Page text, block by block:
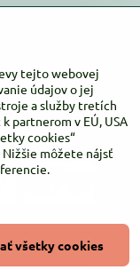
údajov
tejto webovej
údajov o jej
a služby tretích
partnerom v EÚ, USA
cookies“
môžete nájsť
všetky cookies